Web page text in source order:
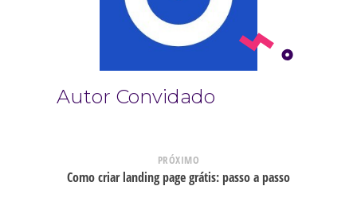
Autor Convidado
PRÓXIMO
Como criar landing page grátis: passo a passo